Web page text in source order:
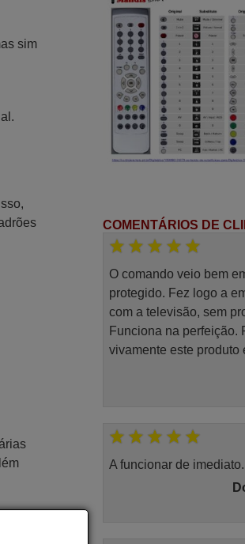
sim
COMENTÁRIOS DE
O comando veio bem
protegido. Fez logo a
com a televisão, sem
Funciona na perfeição.
vivamente este produto
A funcionar de